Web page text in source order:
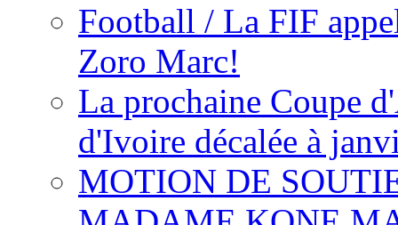
Football / La FIF
Zoro Marc!
La prochaine Coupe
d'Ivoire décalée à
MOTION DE